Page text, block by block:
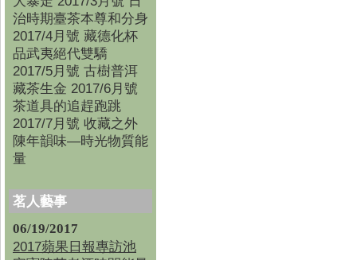
治時期臺茶本尊和分身
2017/4月號 藏德化杯
品武夷絕代雙驕
2017/5月號 古樹普洱
藏茶生金 2017/6月號
茶道具的追趕跑跳
2017/7月號 收藏之外
陳年韻味—時光物質能
量
茗人藝事
06/19/2017
2017蘋果日報專訪池